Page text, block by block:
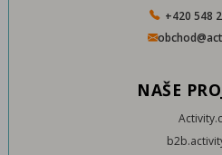
+420 548
NAŠE